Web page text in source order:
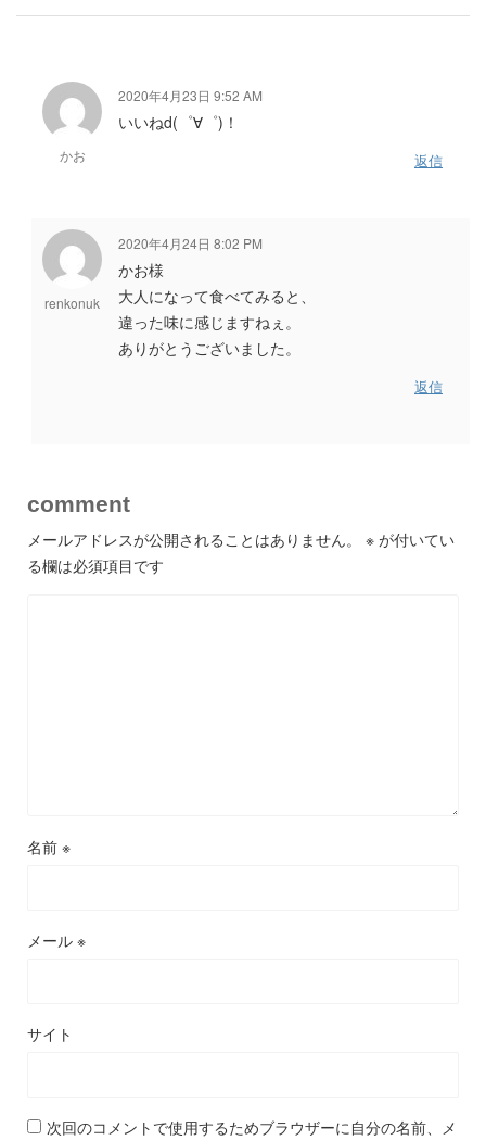
かお
2020年4月23日 9:52 AM
いいねd(゜∀゜)！
返信
renkonuk
2020年4月24日 8:02 PM
かお様
大人になって食べてみると、
違った味に感じますねぇ。
ありがとうございました。
返信
comment
メールアドレスが公開されることはありません。 ※ が付いてい
る欄は必須項目です
名前 ※
メール ※
サイト
次回のコメントで使用するためブラウザーに自分の名前、メ